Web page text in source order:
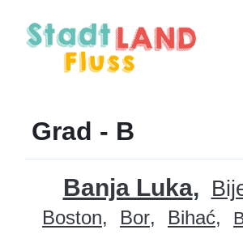
Grad - B
Banja Luka
Boston Bor Bihać